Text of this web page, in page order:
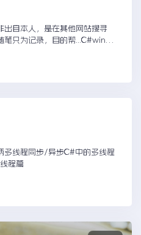
出自本人，是在其他网站搜寻
笔只为记录，目的帮...C#winfo
多线程同步/异步C#中的多线程
程篇